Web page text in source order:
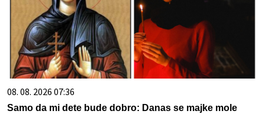
08. 08. 2026 07:36
Samo da mi dete bude dobro: Danas se majke mole